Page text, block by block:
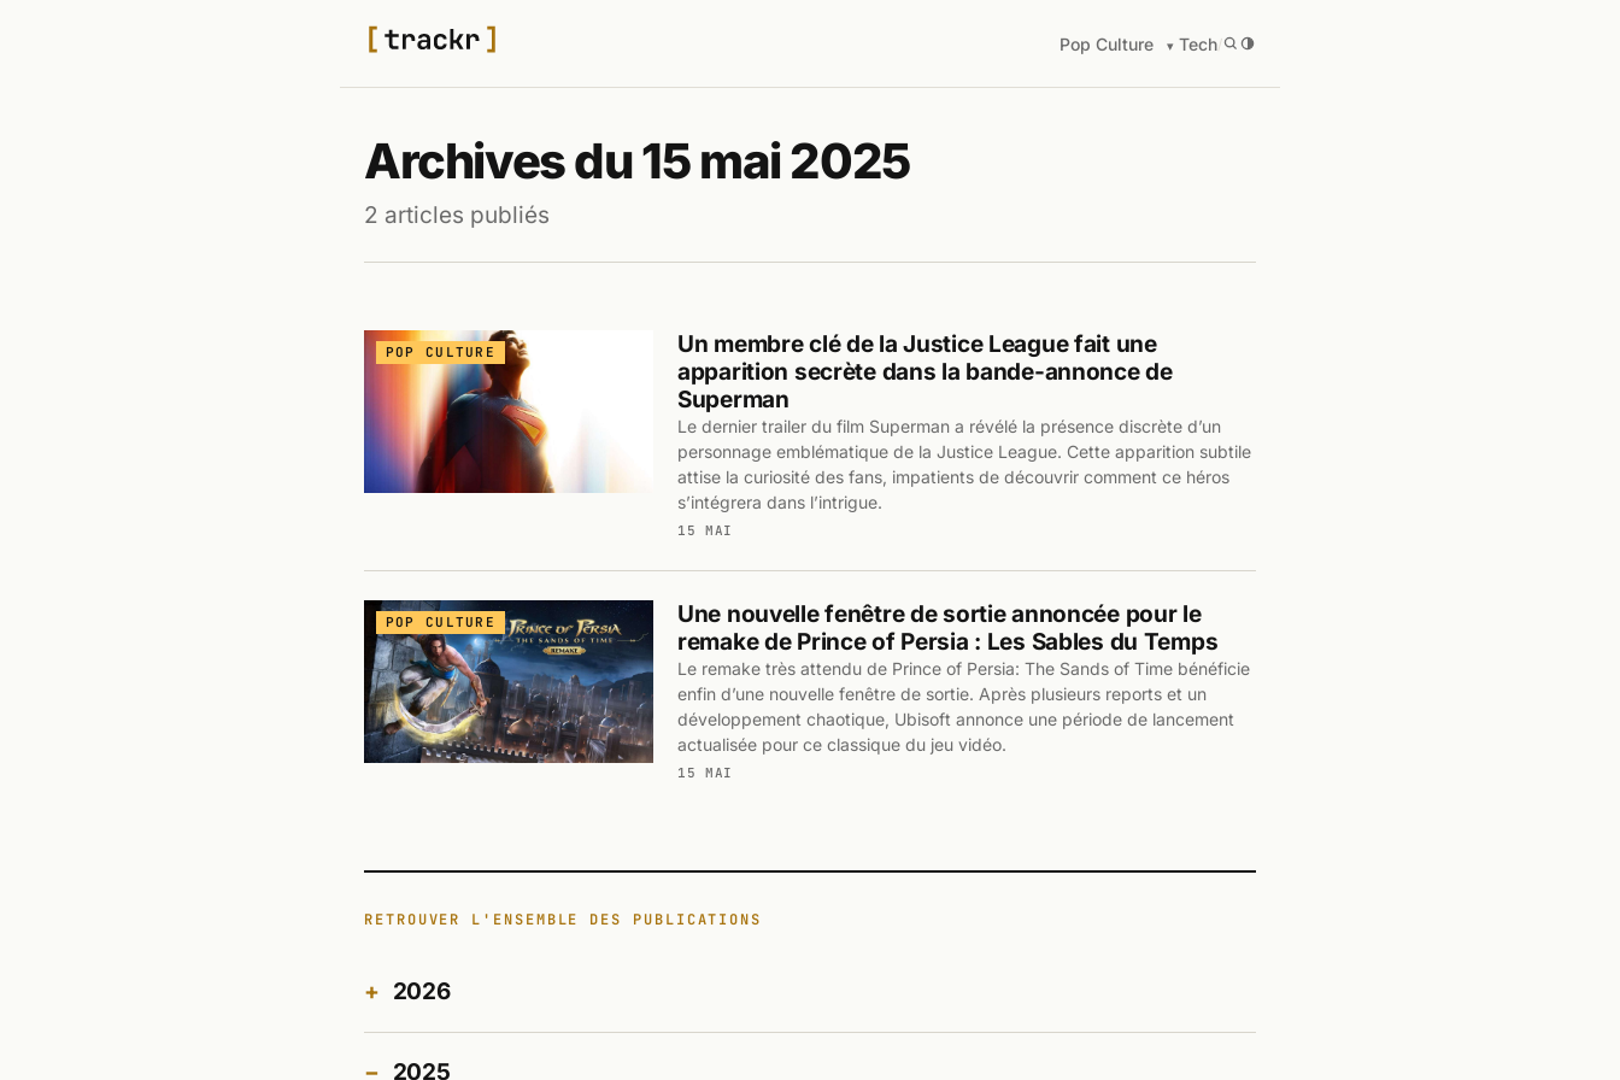
Pop Culture Tech/
Archives du 15 mai 2025
2 articles publiés
POP CULTURE
Un membre clé de la Justice League fait une
apparition secrète dans la bande-annonce de
Superman
Le dernier trailer du film Superman a révélé la présence discrète d’un
personnage emblématique de la Justice League. Cette apparition subtile
attise la curiosité des fans, impatients de découvrir comment ce héros
s’intégrera dans l’intrigue.
15 MAI
POP CULTURE
Une nouvelle fenêtre de sortie annoncée pour le
remake de Prince of Persia : Les Sables du Temps
Le remake très attendu de Prince of Persia: The Sands of Time bénéficie
enfin d’une nouvelle fenêtre de sortie. Après plusieurs reports et un
développement chaotique, Ubisoft annonce une période de lancement
actualisée pour ce classique du jeu vidéo.
15 MAI
RETROUVER L'ENSEMBLE DES PUBLICATIONS
2026
2025